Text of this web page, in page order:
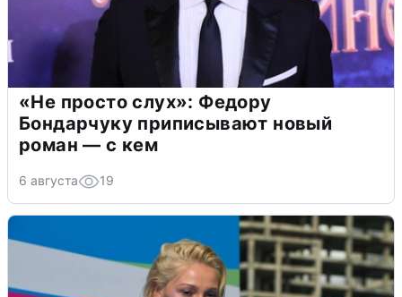
«Не просто слух»: Федору
Бондарчуку приписывают новый
роман — с кем
6 августа 19